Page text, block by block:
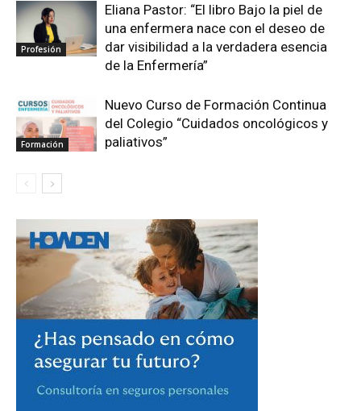
Profesión
Eliana Pastor: “El libro Bajo la piel de
una enfermera nace con el deseo de
dar visibilidad a la verdadera esencia
de la Enfermería”
Formación
Nuevo Curso de Formación Continua
del Colegio “Cuidados oncológicos y
paliativos”